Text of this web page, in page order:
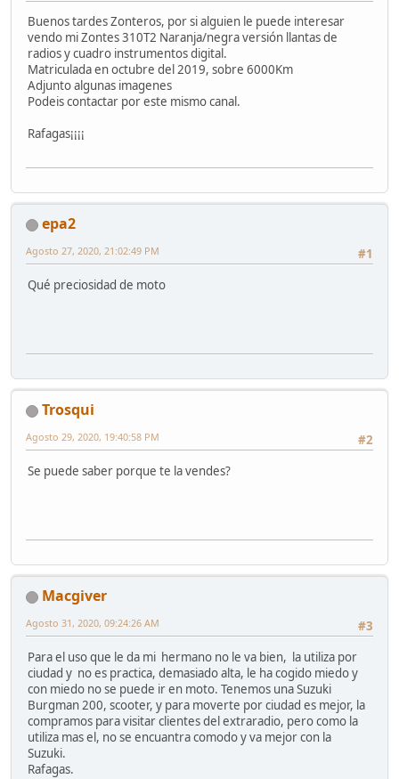
Buenos tardes Zonteros, por si alguien le puede interesar
vendo mi Zontes 310T2 Naranja/negra versión llantas de
radios y cuadro instrumentos digital.
Matriculada en octubre del 2019, sobre 6000Km
Adjunto algunas imagenes
Podeis contactar por este mismo canal.
Rafagas¡¡¡¡
epa2
#1
Agosto 27, 2020, 21:02:49 PM
Qué preciosidad de moto
Trosqui
#2
Agosto 29, 2020, 19:40:58 PM
Se puede saber porque te la vendes?
Macgiver
#3
Agosto 31, 2020, 09:24:26 AM
Para el uso que le da mi hermano no le va bien, la utiliza por
ciudad y no es practica, demasiado alta, le ha cogido miedo y
con miedo no se puede ir en moto. Tenemos una Suzuki
Burgman 200, scooter, y para moverte por ciudad es mejor, la
compramos para visitar clientes del extraradio, pero como la
utiliza mas el, no se encuantra comodo y va mejor con la
Suzuki.
Rafagas.